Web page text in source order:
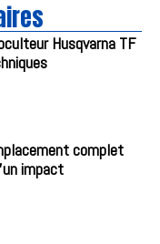
Husqvarna TF
complet
impact